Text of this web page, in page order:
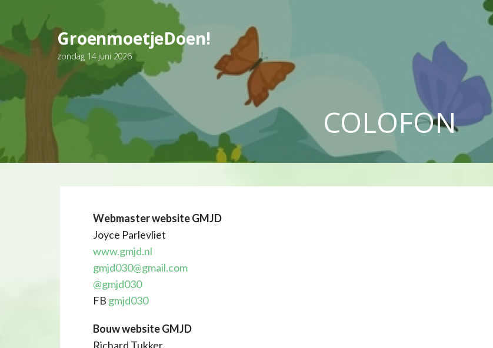
inhoud
GroenmoetjeDoen!
zondag 14 juni 2026
COLOFON
Webmaster website GMJD
Joyce Parlevliet
www.gmjd.nl
gmjd030@gmail.com
@gmjd030
FB gmjd030
Bouw website GMJD
Richard Tukker